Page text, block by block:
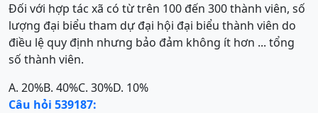
Đối với hợp tác xã có từ trên 100 đến 300 thành viên, số
lượng đại biểu tham dự đại hội đại biểu thành viên do
điều lệ quy định nhưng bảo đảm không ít hơn ... tổng
số thành viên.
A. 20%B. 40%C. 30%D. 10%
Câu hỏi 539187: